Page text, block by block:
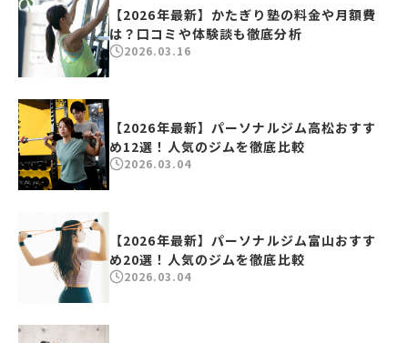
【2026年最新】かたぎり塾の料金や月額費
は？口コミや体験談も徹底分析
2026.03.16
【2026年最新】パーソナルジム高松おすす
め12選！人気のジムを徹底比較
2026.03.04
【2026年最新】パーソナルジム富山おすす
め20選！人気のジムを徹底比較
2026.03.04